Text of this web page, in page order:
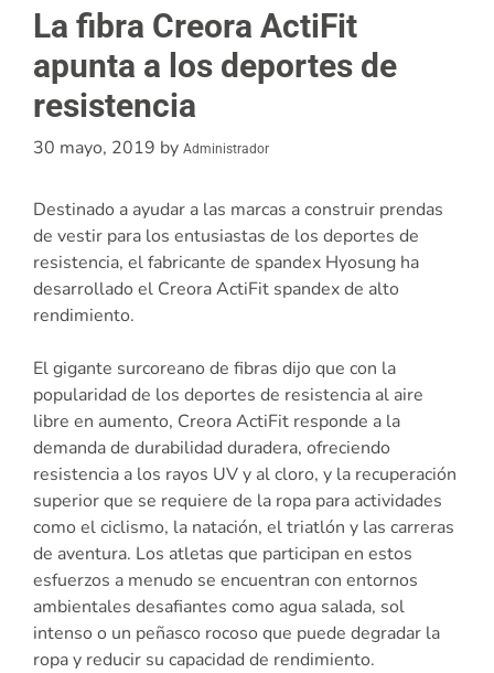
La fibra Creora ActiFit
apunta a los deportes de
resistencia
30 mayo, 2019 by Administrador
Destinado a ayudar a las marcas a construir prendas
de vestir para los entusiastas de los deportes de
resistencia, el fabricante de spandex Hyosung ha
desarrollado el Creora ActiFit spandex de alto
rendimiento.
El gigante surcoreano de fibras dijo que con la
popularidad de los deportes de resistencia al aire
libre en aumento, Creora ActiFit responde a la
demanda de durabilidad duradera, ofreciendo
resistencia a los rayos UV y al cloro, y la recuperación
superior que se requiere de la ropa para actividades
como el ciclismo, la natación, el triatlón y las carreras
de aventura. Los atletas que participan en estos
esfuerzos a menudo se encuentran con entornos
ambientales desafiantes como agua salada, sol
intenso o un peñasco rocoso que puede degradar la
ropa y reducir su capacidad de rendimiento.